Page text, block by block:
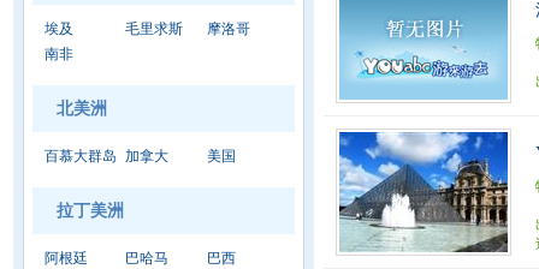
埃及 毛里求斯
摩洛哥
南非
北美洲
百慕大群岛 加拿大 美国
拉丁美洲
阿根廷 巴哈马
巴西